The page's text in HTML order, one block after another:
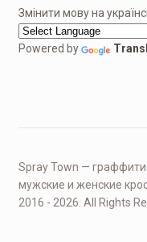
Змінити мову на
Powered by
Spray Town —
мужские и женские
2016 - 2026. All Rights